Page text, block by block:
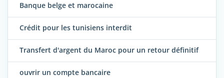
Banque belge et marocaine
Crédit pour les tunisiens interdit
Transfert d'argent du Maroc pour un retour définitif
ouvrir un compte bancaire